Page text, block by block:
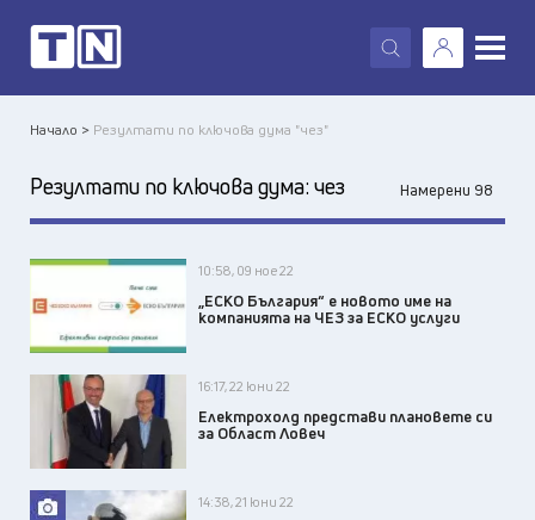
X
Начало > Резултати по ключова дума "чез"
Резултати по ключова дума: чез Намерени 98
10:58, 09 ное 22
„ЕСКО България“ е новото име на
компанията на ЧЕЗ за ЕСКО услуги
16:17, 22 юни 22
Електрохолд представи плановете си
за Област Ловеч
14:38, 21 юни 22